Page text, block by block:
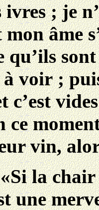
; je
âme
qu’ils
voir ;
c’est
ce
vin,
la chair
une